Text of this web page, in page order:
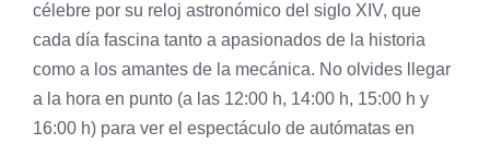
célebre por su reloj astronómico del siglo XIV, que
cada día fascina tanto a apasionados de la historia
como a los amantes de la mecánica. No olvides llegar
a la hora en punto (a las 12:00 h, 14:00 h, 15:00 h y
16:00 h) para ver el espectáculo de autómatas en